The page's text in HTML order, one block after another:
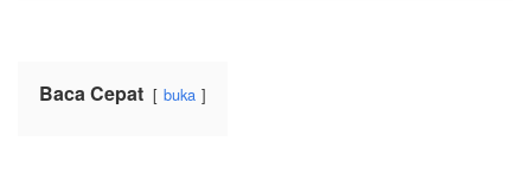
Baca Cepat buka